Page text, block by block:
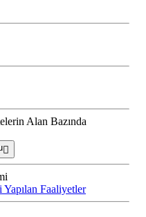
Alan Bazında
Faaliyetler